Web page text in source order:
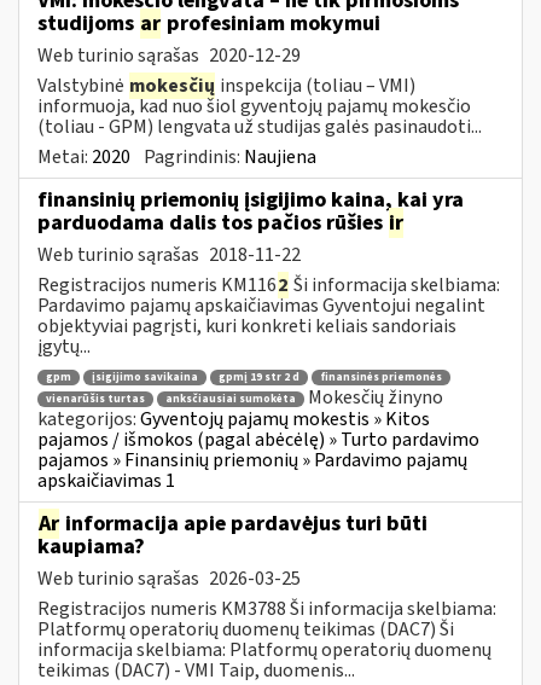
studijoms ar profesiniam mokymui
Web turinio sąrašas 2020-12-29
Valstybinė mokesčių inspekcija (toliau – VMI)
informuoja, kad nuo šiol gyventojų pajamų mokesčio
(toliau - GPM) lengvata už studijas galės pasinaudoti...
Metai: 2020 Pagrindinis: Naujiena
finansinių priemonių įsigijimo kaina, kai yra
parduodama dalis tos pačios rūšies ir
Web turinio sąrašas 2018-11-22
Registracijos numeris KM1162 Ši informacija skelbiama:
Pardavimo pajamų apskaičiavimas Gyventojui negalint
objektyviai pagrįsti, kuri konkreti keliais sandoriais
įgytų...
gpm įsigijimo savikaina gpmį 19 str 2 d
finansinės priemonės
vienarūšis turtas
anksčiausiai sumokėta
Mokesčių žinyno
kategorijos:Gyventojų pajamų mokestis » Kitos
pajamos / išmokos (pagal abėcėlę) » Turto pardavimo
pajamos » Finansinių priemonių » Pardavimo pajamų
apskaičiavimas 1
Ar informacija apie pardavėjus turi būti
kaupiama?
Web turinio sąrašas 2026-03-25
Registracijos numeris KM3788 Ši informacija skelbiama:
Platformų operatorių duomenų teikimas (DAC7) Ši
informacija skelbiama: Platformų operatorių duomenų
teikimas (DAC7) - VMI Taip, duomenis...